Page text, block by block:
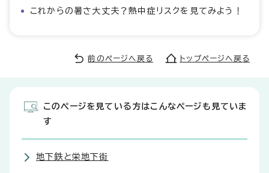
これからの暑さ大丈夫？熱中症リスクを見てみよう！
前のページへ戻る トップページへ戻る
このページを見ている方はこんなページも見ていま
す
地下鉄と栄地下街